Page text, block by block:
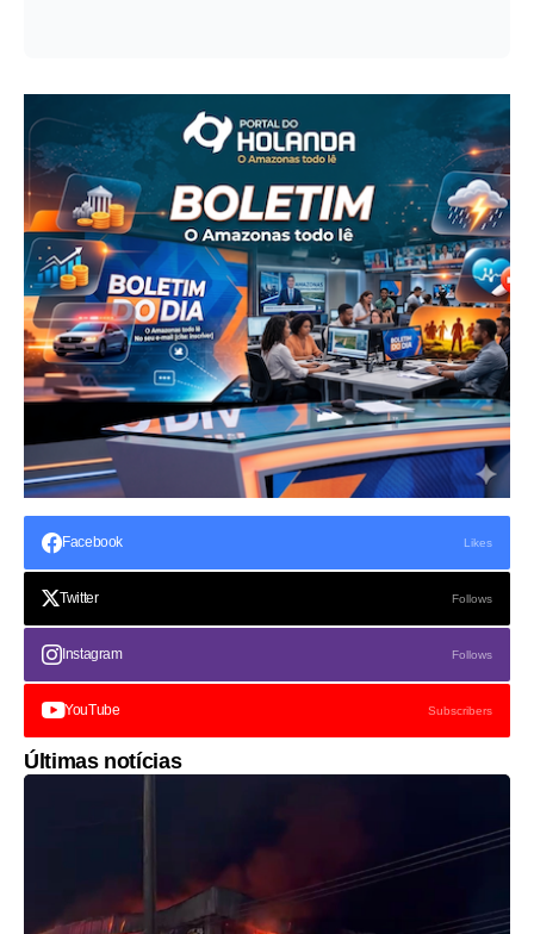
Facebook Likes
Twitter Follows
Instagram Follows
YouTube Subscribers
Últimas notícias